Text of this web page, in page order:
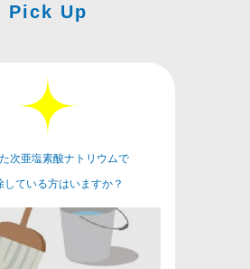
Pick Up
次亜塩素酸ナトリウムで
している方はいますか？